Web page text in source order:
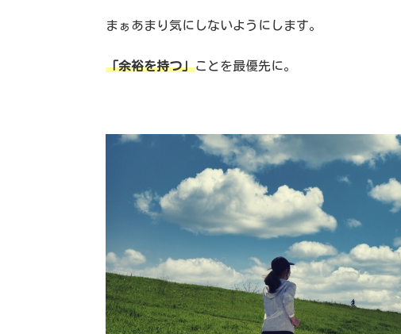
まぁあまり気にしないようにします。
「余裕を持つ」ことを最優先に。